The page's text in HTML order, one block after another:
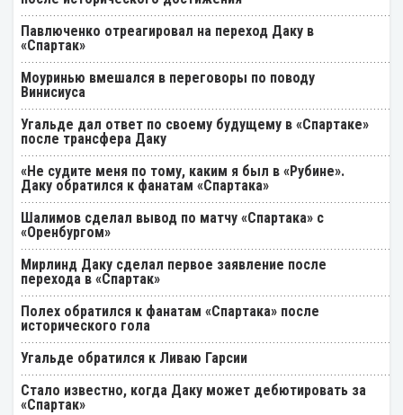
Павлюченко отреагировал на переход Даку в
«Спартак»
Моуринью вмешался в переговоры по поводу
Винисиуса
Угальде дал ответ по своему будущему в «Спартаке»
после трансфера Даку
«Не судите меня по тому, каким я был в «Рубине».
Даку обратился к фанатам «Спартака»
Шалимов сделал вывод по матчу «Спартака» с
«Оренбургом»
Мирлинд Даку сделал первое заявление после
перехода в «Спартак»
Полех обратился к фанатам «Спартака» после
исторического гола
Угальде обратился к Ливаю Гарсии
Стало известно, когда Даку может дебютировать за
«Спартак»